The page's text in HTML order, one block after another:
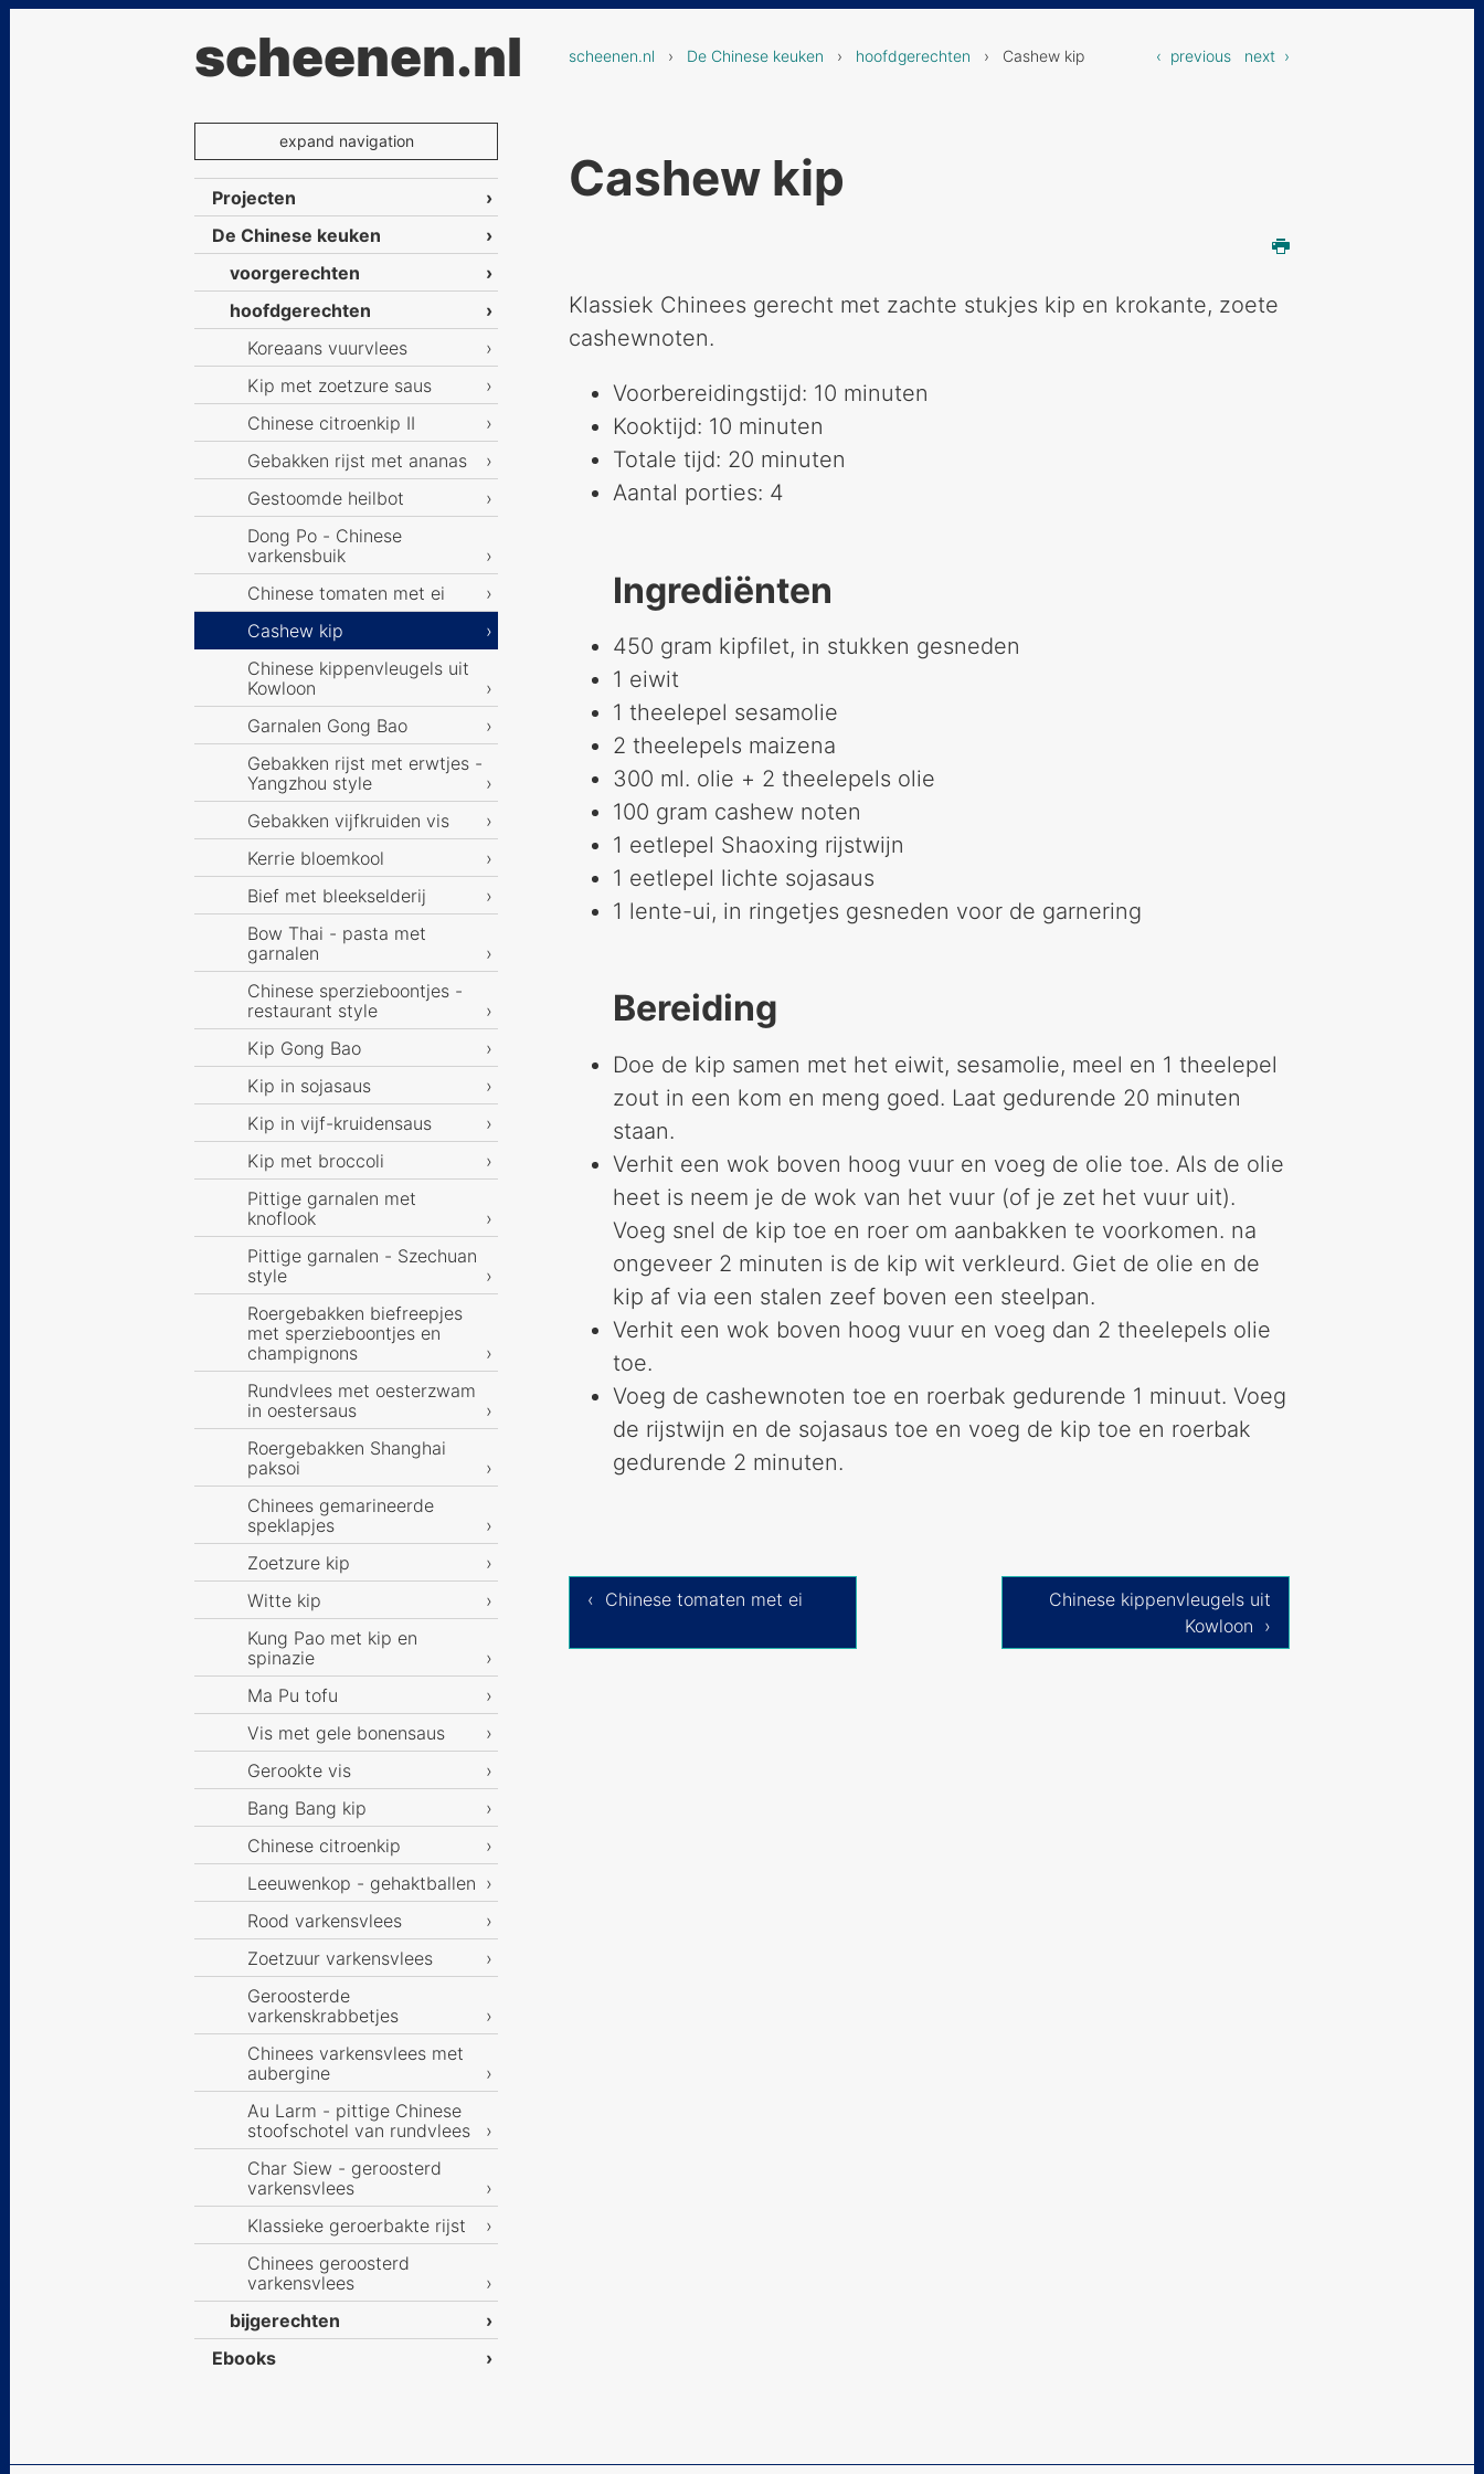
scheenen.nl scheenen.nl › De Chinese keuken › hoofdgerechten › Cashew kip ‹ previous next ›
Cashew kip
Klassiek Chinees gerecht met zachte stukjes kip en krokante, zoete
cashewnoten.
Voorbereidingstijd: 10 minuten
Kooktijd: 10 minuten
Totale tijd: 20 minuten
Aantal porties: 4
Ingrediënten
450 gram kipfilet, in stukken gesneden
1 eiwit
1 theelepel sesamolie
2 theelepels maizena
300 ml. olie + 2 theelepels olie
100 gram cashew noten
1 eetlepel Shaoxing rijstwijn
1 eetlepel lichte sojasaus
1 lente-ui, in ringetjes gesneden voor de garnering
Bereiding
Doe de kip samen met het eiwit, sesamolie, meel en 1 theelepel
zout in een kom en meng goed. Laat gedurende 20 minuten
staan.
Verhit een wok boven hoog vuur en voeg de olie toe. Als de olie
heet is neem je de wok van het vuur (of je zet het vuur uit).
Voeg snel de kip toe en roer om aanbakken te voorkomen. na
ongeveer 2 minuten is de kip wit verkleurd. Giet de olie en de
kip af via een stalen zeef boven een steelpan.
Verhit een wok boven hoog vuur en voeg dan 2 theelepels olie
toe.
Voeg de cashewnoten toe en roerbak gedurende 1 minuut. Voeg
de rijstwijn en de sojasaus toe en voeg de kip toe en roerbak
gedurende 2 minuten.
‹ Chinese tomaten met ei
Chinese kippenvleugels uit
Kowloon ›
expand navigation
Projecten
De Chinese keuken
voorgerechten
hoofdgerechten
Koreaans vuurvlees
Kip met zoetzure saus
Chinese citroenkip II
Gebakken rijst met ananas
Gestoomde heilbot
Dong Po - Chinese
varkensbuik
Chinese tomaten met ei
Cashew kip
Chinese kippenvleugels uit
Kowloon
Garnalen Gong Bao
Gebakken rijst met erwtjes -
Yangzhou style
Gebakken vijfkruiden vis
Kerrie bloemkool
Bief met bleekselderij
Bow Thai - pasta met
garnalen
Chinese sperzieboontjes -
restaurant style
Kip Gong Bao
Kip in sojasaus
Kip in vijf-kruidensaus
Kip met broccoli
Pittige garnalen met
knoflook
Pittige garnalen - Szechuan
style
Roergebakken biefreepjes
met sperzieboontjes en
champignons
Rundvlees met oesterzwam
in oestersaus
Roergebakken Shanghai
paksoi
Chinees gemarineerde
speklapjes
Zoetzure kip
Witte kip
Kung Pao met kip en
spinazie
Ma Pu tofu
Vis met gele bonensaus
Gerookte vis
Bang Bang kip
Chinese citroenkip
Leeuwenkop - gehaktballen
Rood varkensvlees
Zoetzuur varkensvlees
Geroosterde
varkenskrabbetjes
Chinees varkensvlees met
aubergine
Au Larm - pittige Chinese
stoofschotel van rundvlees
Char Siew - geroosterd
varkensvlees
Klassieke geroerbakte rijst
Chinees geroosterd
varkensvlees
bijgerechten
Ebooks